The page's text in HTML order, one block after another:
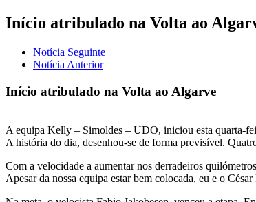
Início atribulado na Volta ao
Notícia Seguinte
Notícia Anterior
Início atribulado na Volta ao Algarve
A equipa Kelly – Simoldes – UDO, iniciou esta quarta-
A história do dia, desenhou-se de forma previsível.
Com a velocidade a aumentar nos derradeiros
Apesar da nossa equipa estar bem colocada, eu e o